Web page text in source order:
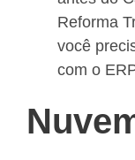
Reforma
você
com o